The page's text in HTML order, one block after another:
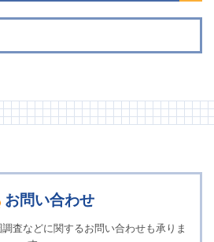
お問い合わせ
査などに関するお問い合わせも承りま